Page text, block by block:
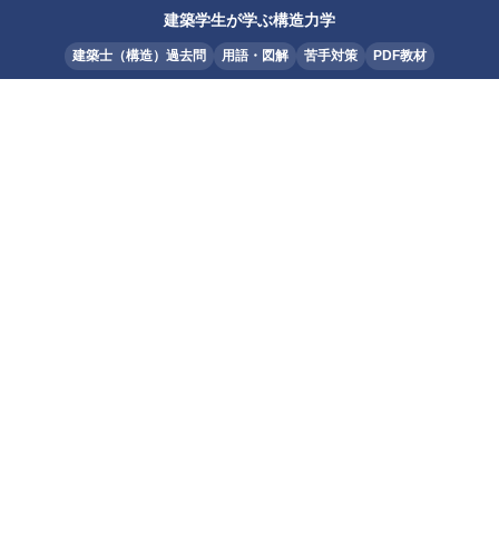
建築学生が学ぶ構造力学
建築士（構造）過去問 用語・図解 苦手対策 PDF教材